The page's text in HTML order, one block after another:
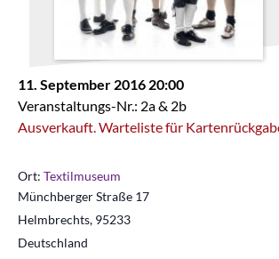
11. September 2016 20:00
Veranstaltungs-Nr.: 2a & 2b
Ausverkauft. Warteliste für
Ort: Textilmuseum
Münchberger Straße 17
Helmbrechts, 95233
Deutschland